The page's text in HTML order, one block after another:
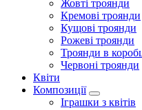
Жовті троянди
Кремові троянди
Кущові троянди
Рожеві троянди
Троянди в
Червоні троянди
Квіти
Композиції
Іграшки з квітів